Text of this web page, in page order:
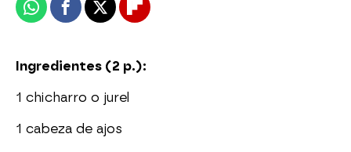
WhatsappFacebook
X Flipboard
Ingredientes (2 p.):
1 chicharro o jurel
1 cabeza de ajos